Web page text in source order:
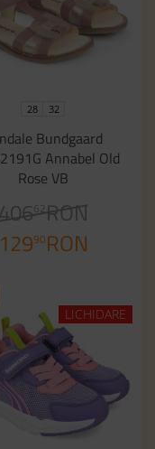
28 32
Bundgaard
Annabel Old
Rose VB
406 62RON
12990RON
LICHIDARE